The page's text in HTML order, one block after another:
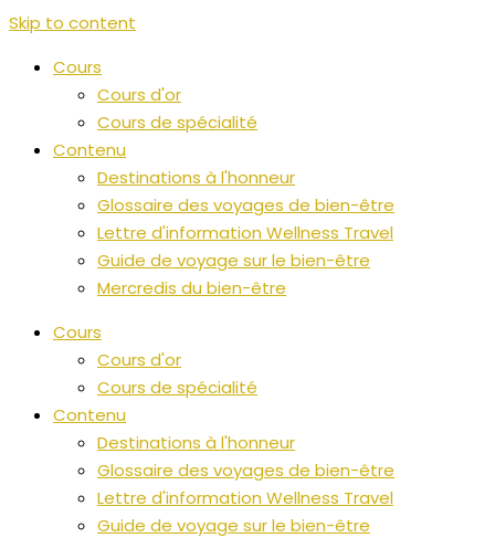
Skip to content
Cours
Cours d'or
Cours de spécialité
Contenu
Destinations à l'honneur
Glossaire des voyages de bien-être
Lettre d'information Wellness Travel
Guide de voyage sur le bien-être
Mercredis du bien-être
Cours
Cours d'or
Cours de spécialité
Contenu
Destinations à l'honneur
Glossaire des voyages de bien-être
Lettre d'information Wellness Travel
Guide de voyage sur le bien-être